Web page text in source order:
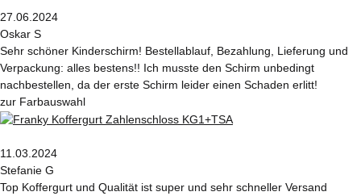
27.06.2024
Oskar S
Sehr schöner Kinderschirm! Bestellablauf, Bezahlung, Lieferung und
Verpackung: alles bestens!! Ich musste den Schirm unbedingt
nachbestellen, da der erste Schirm leider einen Schaden erlitt!
zur Farbauswahl
11.03.2024
Stefanie G
Top Koffergurt und Qualität ist super und sehr schneller Versand